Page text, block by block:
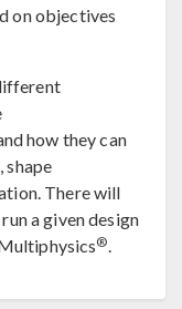
on objectives
how they can
shape
There will
a given design
®.